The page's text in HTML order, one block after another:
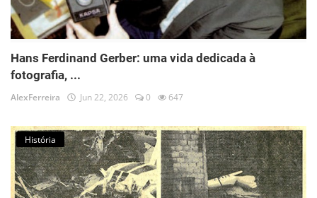
Hans Ferdinand Gerber: uma vida dedicada à
fotografia, ...
AlexFerreira Jun 22, 2026 0 647
História